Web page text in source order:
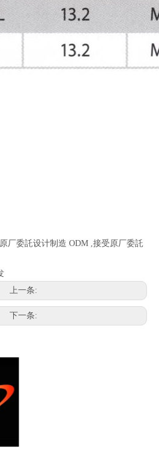
厂委託设计制造 ODM ,接受原厂委託
上一条:
下一条: